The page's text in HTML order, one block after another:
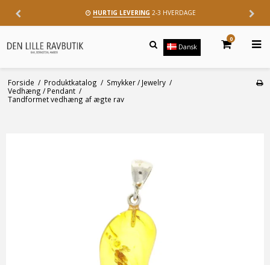
HURTIG LEVERING 2-3 HVERDAGE
Dansk
0
Forside / Produktkatalog / Smykker / Jewelry /
Vedhæng / Pendant /
Tandformet vedhæng af ægte rav